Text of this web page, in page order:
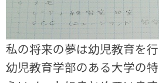
私の将来の夢は幼児教育を行
幼児教育学部のある大学の